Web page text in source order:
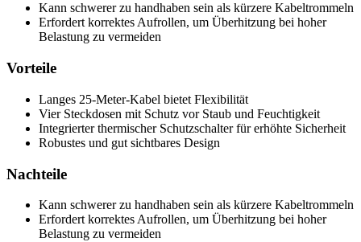
Kann schwerer zu handhaben sein als kürzere Kabeltrommeln
Erfordert korrektes Aufrollen, um Überhitzung bei hoher
Belastung zu vermeiden
Vorteile
Langes 25-Meter-Kabel bietet Flexibilität
Vier Steckdosen mit Schutz vor Staub und Feuchtigkeit
Integrierter thermischer Schutzschalter für erhöhte Sicherheit
Robustes und gut sichtbares Design
Nachteile
Kann schwerer zu handhaben sein als kürzere Kabeltrommeln
Erfordert korrektes Aufrollen, um Überhitzung bei hoher
Belastung zu vermeiden